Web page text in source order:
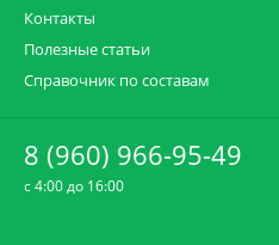
Контакты
Полезные статьи
Справочник по составам
8 (960) 966-95-49
c 4:00 до 16:00